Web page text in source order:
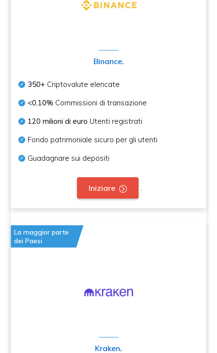
Binance.
350+ Criptovalute elencate
<0,10% Commissioni di transazione
120 milioni di euro Utenti registrati
Fondo patrimoniale sicuro per gli utenti
Guadagnare sui depositi
Iniziare
La maggior parte
dei Paesi
Kraken.